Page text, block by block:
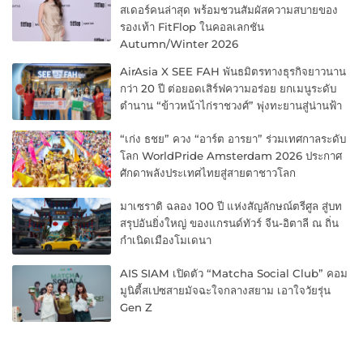
สเดอร์คนล่าสุด พร้อมชวนสัมผัสความสบายของ
รองเท้า FitFlop ในคอลเลกชัน
Autumn/Winter 2026
AirAsia X SEE FAH พันธมิตรทางธุรกิจยาวนาน
กว่า 20 ปี ต่อยอดเสิร์ฟความอร่อย ยกเมนูระดับ
ตำนาน “ข้าวหน้าไก่ราชวงศ์” พุ่งทะยานสู่น่านฟ้า
“เก่ง ธชย” ควง “อาร์ต อารยา” ร่วมเทศกาลระดับ
โลก WorldPride Amsterdam 2026 ประกาศ
ศักดาพลังประเทศไทยสู่สายตาชาวโลก
มาเซราติ ฉลอง 100 ปี แห่งสัญลักษณ์ตรีศูล สู่บท
สรุปอันยิ่งใหญ่ ของแกรนด์ทัวร์ จีน-อิตาลี ณ ถิ่น
กำเนิดเมืองโมเดนา
AIS SIAM เปิดตัว “Matcha Social Club” คอม
มูนิตี้สเปซสายมัจฉะใจกลางสยาม เอาใจวัยรุ่น
Gen Z